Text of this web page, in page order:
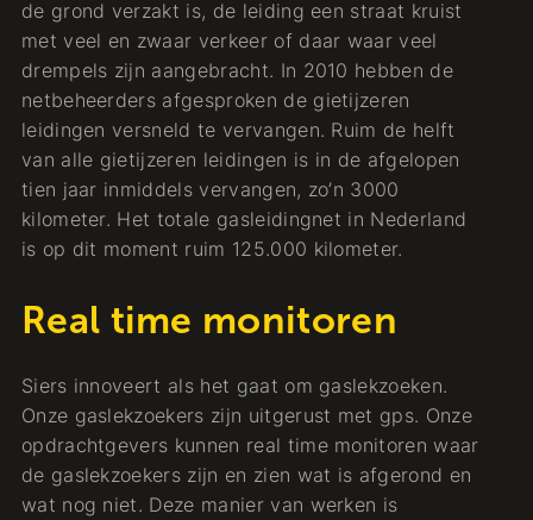
de grond verzakt is, de leiding een straat kruist
met veel en zwaar verkeer of daar waar veel
drempels zijn aangebracht. In 2010 hebben de
netbeheerders afgesproken de gietijzeren
leidingen versneld te vervangen. Ruim de helft
van alle gietijzeren leidingen is in de afgelopen
tien jaar inmiddels vervangen, zo’n 3000
kilometer. Het totale gasleidingnet in Nederland
is op dit moment ruim 125.000 kilometer.
Real time monitoren
Siers innoveert als het gaat om gaslekzoeken.
Onze gaslekzoekers zijn uitgerust met gps. Onze
opdrachtgevers kunnen real time monitoren waar
de gaslekzoekers zijn en zien wat is afgerond en
wat nog niet. Deze manier van werken is